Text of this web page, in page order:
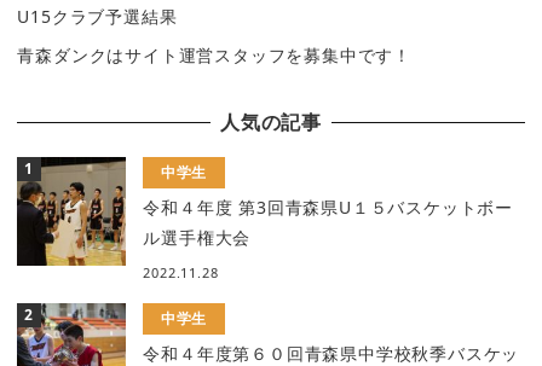
U15クラブ予選結果
青森ダンクはサイト運営スタッフを募集中です！
人気の記事
中学生
令和４年度 第3回青森県U１５バスケットボー
ル選手権大会
2022.11.28
中学生
令和４年度第６０回青森県中学校秋季バスケッ